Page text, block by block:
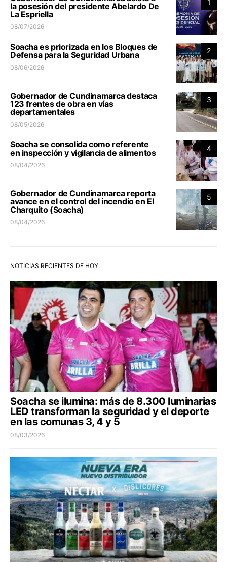
1
la posesión del presidente Abelardo De
La Espriella
08/07/2026
2
Soacha es priorizada en los Bloques de
Defensa para la Seguridad Urbana
08/06/2026
3
Gobernador de Cundinamarca destaca
123 frentes de obra en vías
departamentales
08/05/2026
4
Soacha se consolida como referente
en inspección y vigilancia de alimentos
08/04/2026
5
Gobernador de Cundinamarca reporta
avance en el control del incendio en El
Charquito (Soacha)
08/04/2026
NOTICIAS RECIENTES DE HOY
Soacha se ilumina: más de 8.300 luminarias
LED transforman la seguridad y el deporte
en las comunas 3, 4 y 5
08/03/2026